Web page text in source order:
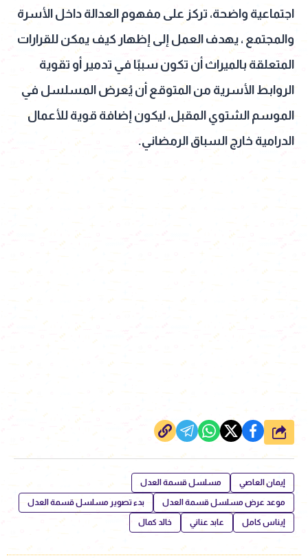
اجتماعية واضحة، تركز على مفهوم العدالة داخل الأسرة
والمجتمع ، يهدف العمل إلى إظهار كيف يمكن للقرارات
المتعلقة بالميراث أن تكون سببًا في تدمير أو تقوية
الروابط الأسرية من المتوقع أن يُعرض المسلسل في
الموسم الشتوي المقبل، ليكون إضافة قوية للأعمال
الدرامية خارج السباق الرمضاني.
شارك
إيمان العاصي مسلسل قسمة العدل
موعد عرض مسلسل قسمة العدل بدء تصوير مسلسل قسمة العدل
إيناس كامل عابد عناني خالد كمال